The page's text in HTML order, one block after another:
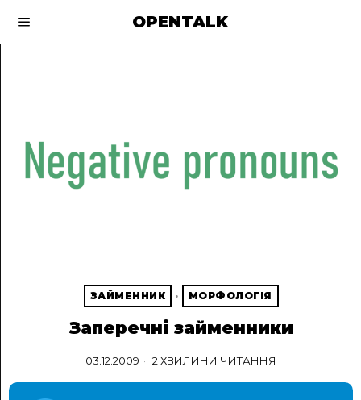
OPENTALK
ЗАЙМЕННИК · МОРФОЛОГІЯ
Заперечні займенники
03.12.2009 2 ХВИЛИНИ ЧИТАННЯ